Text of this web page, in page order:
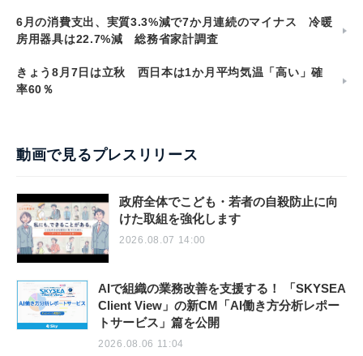
6月の消費支出、実質3.3%減で7か月連続のマイナス 冷暖
房用器具は22.7%減 総務省家計調査
きょう8月7日は立秋 西日本は1か月平均気温「高い」確
率60％
動画で見るプレスリリース
政府全体でこども・若者の自殺防止に向
けた取組を強化します
2026.08.07 14:00
AIで組織の業務改善を支援する！ 「SKYSEA
Client View」の新CM「AI働き方分析レポー
トサービス」篇を公開
2026.08.06 11:04